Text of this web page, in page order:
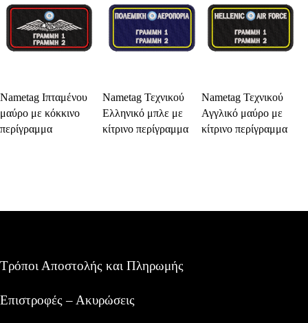
Select Options
Nametag Ιπταμένου
μαύρο με κόκκινο
περίγραμμα
Select Options
Nametag Τεχνικού
Ελληνικό μπλε με
κίτρινο περίγραμμα
Select Options
Nametag Τεχνικού
Αγγλικό μαύρο με
κίτρινο περίγραμμα
Τρόποι Αποστολής και Πληρωμής
Επιστροφές – Ακυρώσεις